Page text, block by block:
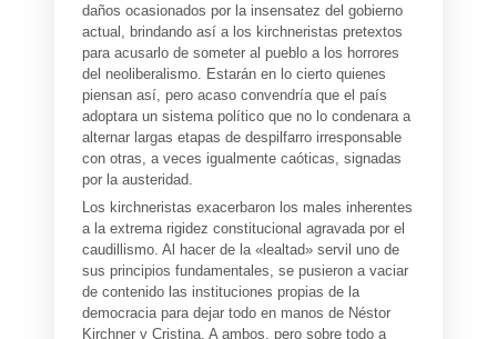
daños ocasionados por la insensatez del gobierno
actual, brindando así a los kirchneristas pretextos
para acusarlo de someter al pueblo a los horrores
del neoliberalismo. Estarán en lo cierto quienes
piensan así, pero acaso convendría que el país
adoptara un sistema político que no lo condenara a
alternar largas etapas de despilfarro irresponsable
con otras, a veces igualmente caóticas, signadas
por la austeridad.
Los kirchneristas exacerbaron los males inherentes
a la extrema rigidez constitucional agravada por el
caudillismo. Al hacer de la «lealtad» servil uno de
sus principios fundamentales, se pusieron a vaciar
de contenido las instituciones propias de la
democracia para dejar todo en manos de Néstor
Kirchner y Cristina. A ambos, pero sobre todo a